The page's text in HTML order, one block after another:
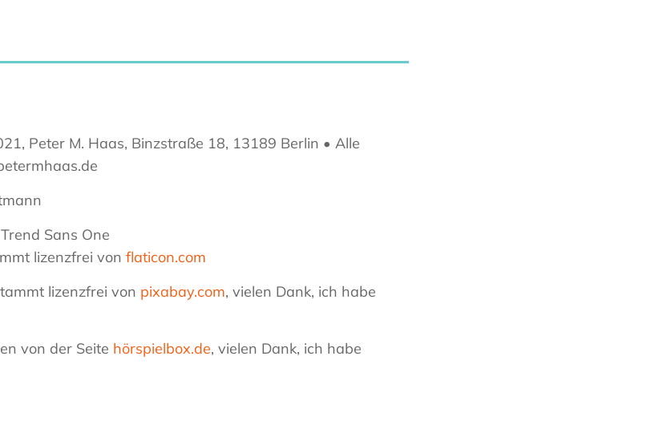
Peter M. Haas, Binzstraße 18, 13189 Berlin • Alle
Sans One
lizenzfrei von flaticon.com
lizenzfrei von pixabay.com, vielen Dank, ich habe
von der Seite hörspielbox.de, vielen Dank, ich habe